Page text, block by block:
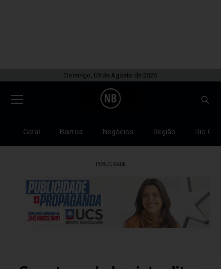
Domingo, 09 de Agosto de 2026
Geral Bairros Negócios Região Rio
PUBLICIDADE